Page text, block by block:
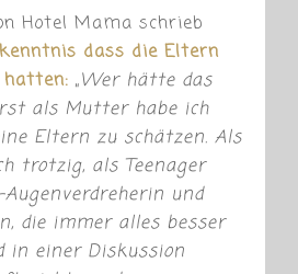
Hotel Mama schrieb
dass die Eltern
hatten: „Wer hätte das
als Mutter habe ich
Eltern zu schätzen. Als
trotzig, als Teenager
und
die immer alles besser
in einer Diskussion